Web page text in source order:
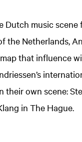
Dutch music
the Netherlands,
that influence
their own scene:
in The Hague.